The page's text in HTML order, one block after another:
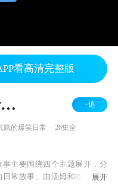
看高清完整版
新猫和老鼠 第四季 +追
鼠的爆笑日常 26集全
主要围绕四个主题展开，分
日常故事、由汤姆和杰瑞组成
展开